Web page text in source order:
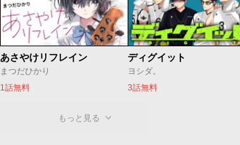
あさやけリフレイン
まつだひかり
1話無料
ディグイット
ヨシダ。
3話無料
もっと見る